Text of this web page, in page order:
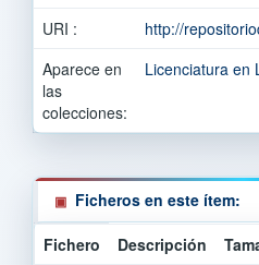
URI :
http://
Aparece en
las
colecciones:
Licenciatura en
Ficheros en este ítem:
Fichero Descripción